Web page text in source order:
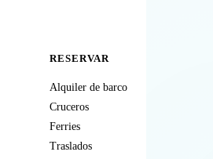
RESERVAR
Alquiler de barco
Cruceros
Ferries
Traslados